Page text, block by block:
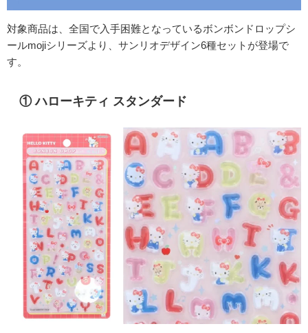
対象商品は、全国で入手困難となっているボンボンドロップシ
ールmojiシリーズより、サンリオデザイン6種セットが登場で
す。
① ハローキティ スタンダード